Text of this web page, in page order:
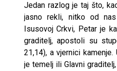
Jedan razlog je taj što,
jasno rekli, nitko od
Isusovoj Crkvi, Petar je
graditelj, apostoli su
21,14), a vjernici
je temelj ili Glavni